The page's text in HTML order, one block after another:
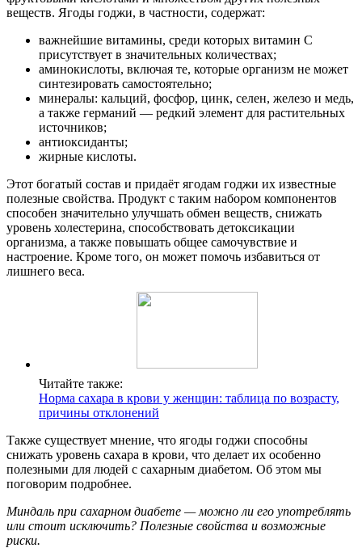
веществ. Ягоды годжи, в частности, содержат:
важнейшие витамины, среди которых витамин C
присутствует в значительных количествах;
аминокислоты, включая те, которые организм не может
синтезировать самостоятельно;
минералы: кальций, фосфор, цинк, селен, железо и медь,
а также германий — редкий элемент для растительных
источников;
антиоксиданты;
жирные кислоты.
Этот богатый состав и придаёт ягодам годжи их известные
полезные свойства. Продукт с таким набором компонентов
способен значительно улучшать обмен веществ, снижать
уровень холестерина, способствовать детоксикации
организма, а также повышать общее самочувствие и
настроение. Кроме того, он может помочь избавиться от
лишнего веса.
Читайте также:
Норма сахара в крови у женщин: таблица по возрасту,
причины отклонений
Также существует мнение, что ягоды годжи способны
снижать уровень сахара в крови, что делает их особенно
полезными для людей с сахарным диабетом. Об этом мы
поговорим подробнее.
Миндаль при сахарном диабете — можно ли его употреблять
или стоит исключить? Полезные свойства и возможные
риски.